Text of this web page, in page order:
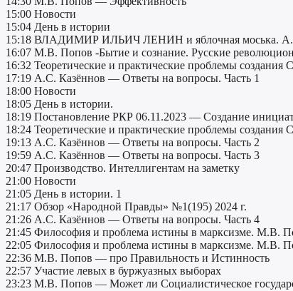
15:00 Новости
15:04 День в истории
15:18 ВЛАДИМИР ИЛЬИЧ ЛЕНИН и яблочная моська. А.
16:07 М.В. Попов -Бытие и сознание. Русские
16:32 Теоретические и практические проблемы создания
17:19 А.С. Казённов — Ответы на вопросы. Часть 1
18:00 Новости
18:05 День в истории.
18:19 Постановление РКР 06.11.2023 — Создание
18:24 Теоретические и практические проблемы создания
19:13 А.С. Казённов — Ответы на вопросы. Часть 2
19:59 А.С. Казённов — Ответы на вопросы. Часть 3
20:47 Производство. Интеллигентам на заметку
21:00 Новости
21:05 День в истории. 1
21:17 Обзор «Народной Правды» №1(195) 2024 г.
21:26 А.С. Казённов — Ответы на вопросы. Часть 4
21:45 Философия и проблема истины в марксизме. М.В.
22:05 Философия и проблема истины в марксизме. М.В.
22:36 М.В. Попов — про Правильность и Истинность
22:57 Участие левых в буржуазных выборах
23:23 М.В. Попов — Может ли Социалистическое